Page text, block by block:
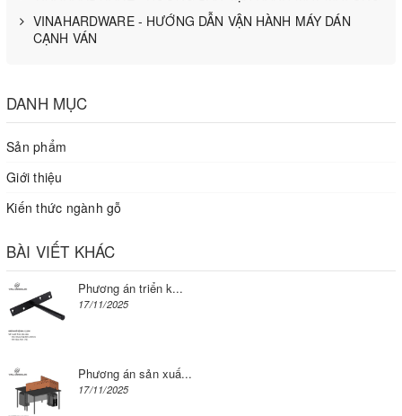
VINAHARDWARE - HƯỚNG DẪN VẬN HÀNH MÁY DÁN
CẠNH VÁN
DANH MỤC
Sản phẩm
Giới thiệu
Kiến thức ngành gỗ
BÀI VIẾT KHÁC
Phương án triển k...
17/11/2025
Phương án sản xuấ...
17/11/2025